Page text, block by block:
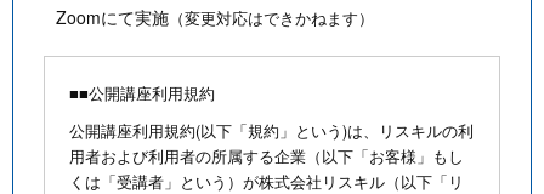
Zoomにて実施 （変更対応はできかねます）
■■公開講座利用規約
公開講座利用規約(以下「規約」という)は、リスキルの利
用者および利用者の所属する企業（以下「お客様」もし
くは「受講者」という）が株式会社リスキル（以下「リ